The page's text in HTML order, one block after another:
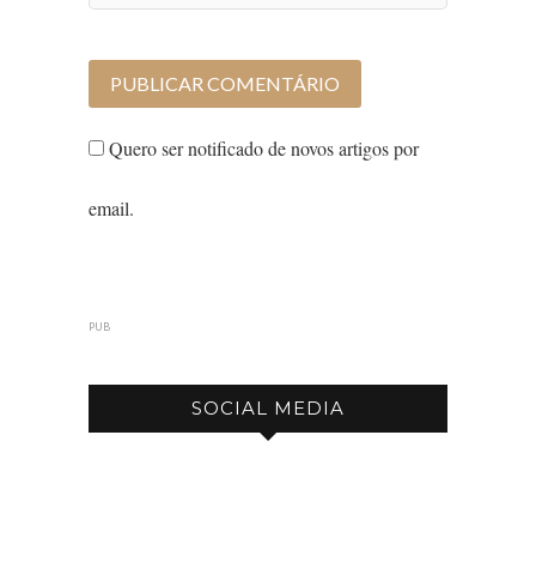
Quero ser notificado de novos artigos por
email.
PUB
SOCIAL MEDIA